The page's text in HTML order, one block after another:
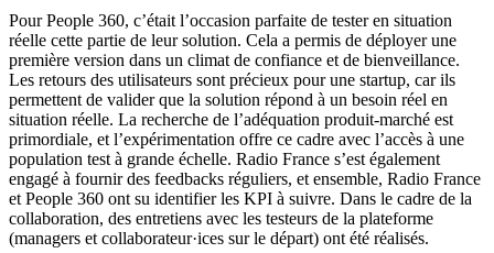
Pour People 360, c’était l’occasion parfaite de tester en situation
réelle cette partie de leur solution. Cela a permis de déployer une
première version dans un climat de confiance et de bienveillance.
Les retours des utilisateurs sont précieux pour une startup, car ils
permettent de valider que la solution répond à un besoin réel en
situation réelle. La recherche de l’adéquation produit-marché est
primordiale, et l’expérimentation offre ce cadre avec l’accès à une
population test à grande échelle. Radio France s’est également
engagé à fournir des feedbacks réguliers, et ensemble, Radio France
et People 360 ont su identifier les KPI à suivre. Dans le cadre de la
collaboration, des entretiens avec les testeurs de la plateforme
(managers et collaborateur·ices sur le départ) ont été réalisés.